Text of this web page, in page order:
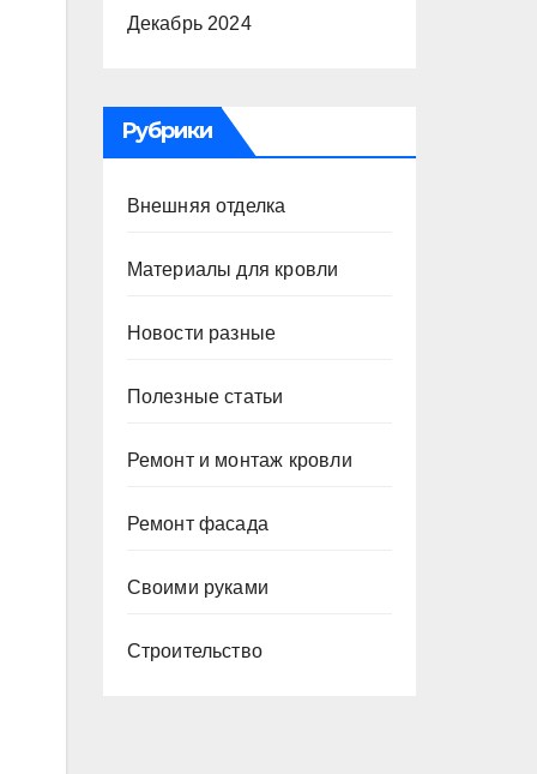
Декабрь 2024
Рубрики
Внешняя отделка
Материалы для кровли
Новости разные
Полезные статьи
Ремонт и монтаж кровли
Ремонт фасада
Своими руками
Строительство